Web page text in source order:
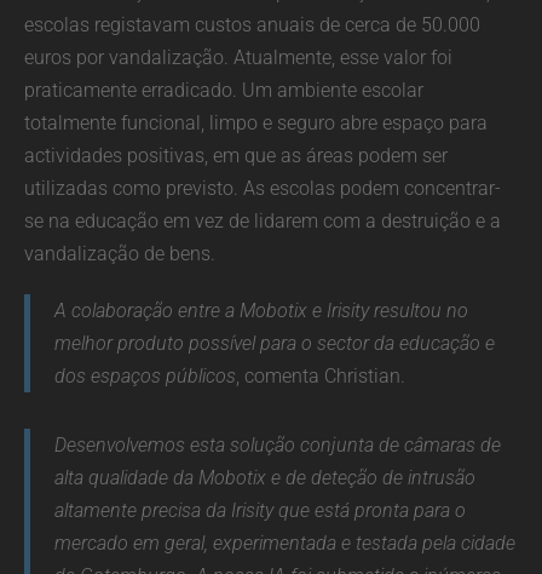
escolas registavam custos anuais de cerca de 50.000
euros por vandalização. Atualmente, esse valor foi
praticamente erradicado. Um ambiente escolar
totalmente funcional, limpo e seguro abre espaço para
actividades positivas, em que as áreas podem ser
utilizadas como previsto. As escolas podem concentrar-
se na educação em vez de lidarem com a destruição e a
vandalização de bens.
A colaboração entre a Mobotix e Irisity resultou no
melhor produto possível para o sector da educação e
dos espaços públicos , comenta Christian.
Desenvolvemos esta solução conjunta de câmaras de
alta qualidade da Mobotix e de deteção de intrusão
altamente precisa da Irisity que está pronta para o
mercado em geral, experimentada e testada pela cidade